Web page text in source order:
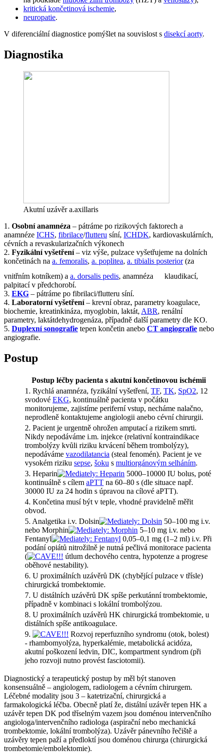
kritická končetinová ischemie,
neuropatie.
V diferenciální diagnostice pomýšlet na souvislost s disekcí aorty.
Diagnostika
Akutní uzávěr a.axillaris
1. Osobní anamnéza – pátráme po rizikových faktorech a
anamnéze ICHS, fibrilace/flutteru síní, ICHDK, kardiovaskulárních,
cévních a revaskularizačních výkonech
2. Fyzikální vyšetření– viz výše, pulzace vyšetřujeme na dolních
končetinách na a. femoralis, a. poplitea, a. tibialis posterior(za
vnitřním kotníkem) a a. dorsalis pedis, anamnéza
klaudikací,
palpitací v předchorobí.
3. EKG – pátráme po fibrilaci/flutteru síní.
4. Laboratorní vyšetření– krevní obraz, parametry koagulace,
biochemie, kreatinkináza, myoglobin, laktát, ABR, renální
parametry, laktátdehydrogenáza, případně další parametry dle KO.
5. Duplexní sonografie tepen končetin anebo CT angiografie nebo
angiografie.
Postup
Postup léčby pacienta s akutní končetinovou ischémii
1. Rychlá anamnéza, fyzikální vyšetření, TF, TK, SpO2, 12
svodové EKG, kontinuálně pacienta v počátku
monitorujeme, zajistíme periferní vstup, necháme nalačno,
neprodleně kontaktujeme angiologii anebo cévní chirurgii.
2. Pacient je urgentně ohrožen amputací a rizikem smrti.
Nikdy nepodáváme i.m. injekce (relativní kontraindikace
trombolýzy kvůli riziku krvácení během trombolýzy),
nepodáváme vazodilatancia (steal fenomén). Pacient je ve
vysokém riziku sepse, šoku s multiorgánovým selháním.
3. Heparin
5000–10000 IU bolus, poté
kontinuálně s cílem aPTT na 60–80 s (dle situace např.
30000 IU za 24 hodin s úpravou na cílové aPTT).
4. Končetina musí být v teple, vhodné pravidelně měřit
obvod.
5. Analgetika i.v. Dolsin
50–100 mg i.v.
nebo Morphin
5–10 mg i.v. nebo
Fentanyl
0,05–0,1 mg (1–2 ml) i.v. Při
podání opiátů nitrožilně je nutná pečlivá monitorace pacienta
(
útlum dechového centra, hypotenze a progrese
oběhové nestability).
6. U proximálních uzávěrů DK (chybějící pulzace v třísle)
chirurgická trombektomie.
7. U distálních uzávěrů DK spíše perkutánní trombektomie,
případně v kombinaci s lokální trombolýzou.
8. U proximálních uzávěrů HK chirurgická trombektomie, u
distálních spíše antikoagulace.
9.
Rozvoj reperfuzního syndromu (otok, bolest)
- rhambomyolýza, hyperkalémie, metabolická acidóza,
akutní poškození ledvin, DIC, kompartment syndrom (při
jeho rozvoji nutno provést fasciotomii).
Diagnostický a terapeutický postup by měl být stanoven
konsensuálně – angiologem, radiologem a cévním chirurgem.
Léčebné modality jsou 3 – katetrizační, chirurgická a
farmakologická léčba. Obecně platí že, distální uzávěr tepen HK a
uzávěr tepen DK pod tříselným vazem jsou doménou intervenčního
angiologa/intervenčního radiologa (aspirační nebo mechanická
trombektomie, lokální trombolýza). Uzávěr pánevního řečiště a
uzávěry tepen paží a předloktí jsou doménou chirurga (chirurgická
trombetomie/embolektomie).